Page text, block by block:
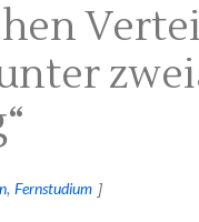
Fernstudium